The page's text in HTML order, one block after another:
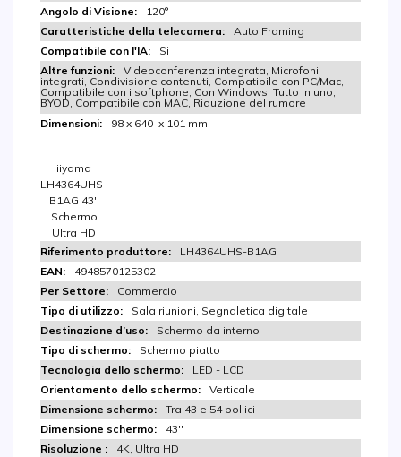
120°
Auto Framing
Si
Videoconferenza integrata, Microfoni
integrati, Condivisione contenuti, Compatibile con PC/Mac,
Compatibile con i softphone, Con Windows, Tutto in uno,
BYOD, Compatibile con MAC, Riduzione del rumore
98 x 640 x 101 mm
iiyama
LH4364UHS-
B1AG 43''
Schermo
Ultra HD
LH4364UHS-B1AG
4948570125302
Commercio
Sala riunioni, Segnaletica digitale
Schermo da interno
Schermo piatto
LED - LCD
Verticale
Tra 43 e 54 pollici
43''
4K, Ultra HD